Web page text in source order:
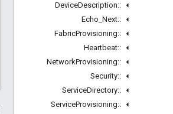
::
DeviceDescription
::
Echo Next
::
FabricProvisioning
::
Heartbeat
::
NetworkProvisioning
::
Security
::
ServiceDirectory
::
ServiceProvisioning